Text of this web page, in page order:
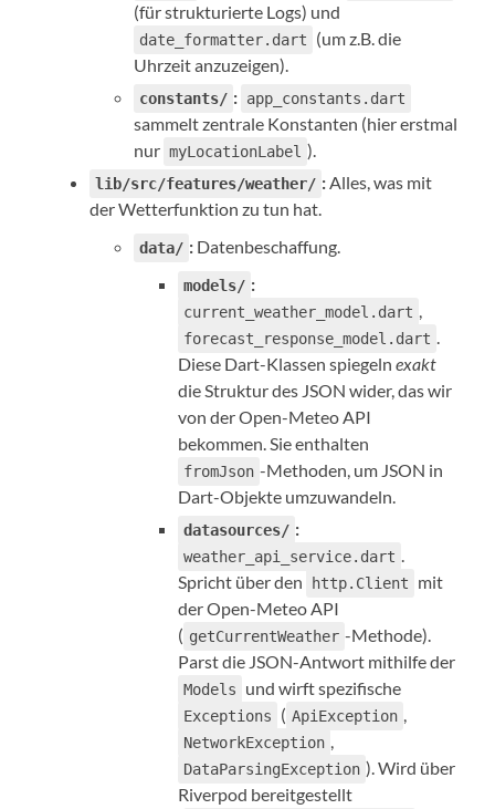
(für strukturierte Logs) und
date_formatter.dart
(um z.B. die
Uhrzeit anzuzeigen).
constants/ : app_constants.dart
sammelt zentrale Konstanten (hier erstmal
nur myLocationLabel ).
lib/src/features/weather/ :Alles, was mit
der Wetterfunktion zu tun hat.
data/ : Datenbeschaffung.
models/ :
current_weather_model.dart ,
forecast_response_model.dart .
Diese Dart-Klassen spiegelnexakt
die Struktur des JSON wider, das wir
von der Open-Meteo API
bekommen. Sie enthalten
fromJson -Methoden, um JSON in
Dart-Objekte umzuwandeln.
datasources/ :
weather_api_service.dart .
Spricht über den
http.Client
mit
der Open-Meteo API
( getCurrentWeather -Methode).
Parst die JSON-Antwort mithilfe der
Models und wirft spezifische
Exceptions ( ApiException ,
NetworkException ,
DataParsingException ). Wird über
Riverpod bereitgestellt